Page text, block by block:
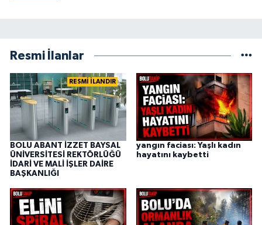
Resmi İlanlar
RESMİ İLANDIR
BOLU ABANT İZZET BAYSAL
ÜNİVERSİTESİ REKTÖRLÜĞÜ
İDARİ VE MALİ İŞLER DAİRE
BAŞKANLIĞI
yangın faciası: Yaşlı kadın
hayatını kaybetti